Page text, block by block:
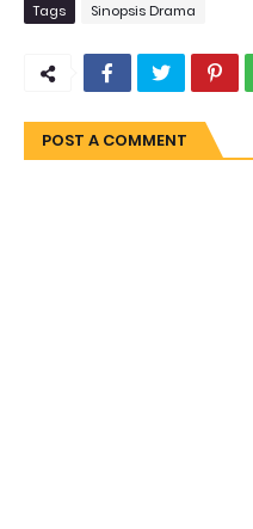
Tags Sinopsis Drama
POST A COMMENT